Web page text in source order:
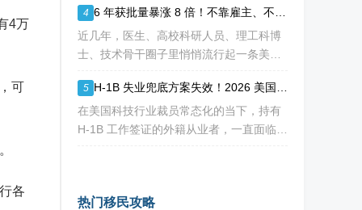
4万
可
各
等待或计划递交NIW（国家利益豁免）和
EB-1A（杰出人才）的申请人来说，这
4
近几年，医生、高校科研人员、理工科博
士、技术骨干圈子里悄悄流行起一条美国
不用提前赴美求职、不用绑定美国雇主、
无需上百万美元投资
5
在美国科技行业裁员常态化的当下，持有
H-1B 工作签证的外籍从业者，一直面临独
热门移民攻略